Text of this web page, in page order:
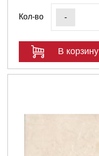
Кол-во -
В корзину